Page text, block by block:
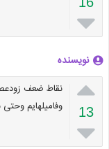

نویسنده

13

نقاط ضعف
وفامیلهایم